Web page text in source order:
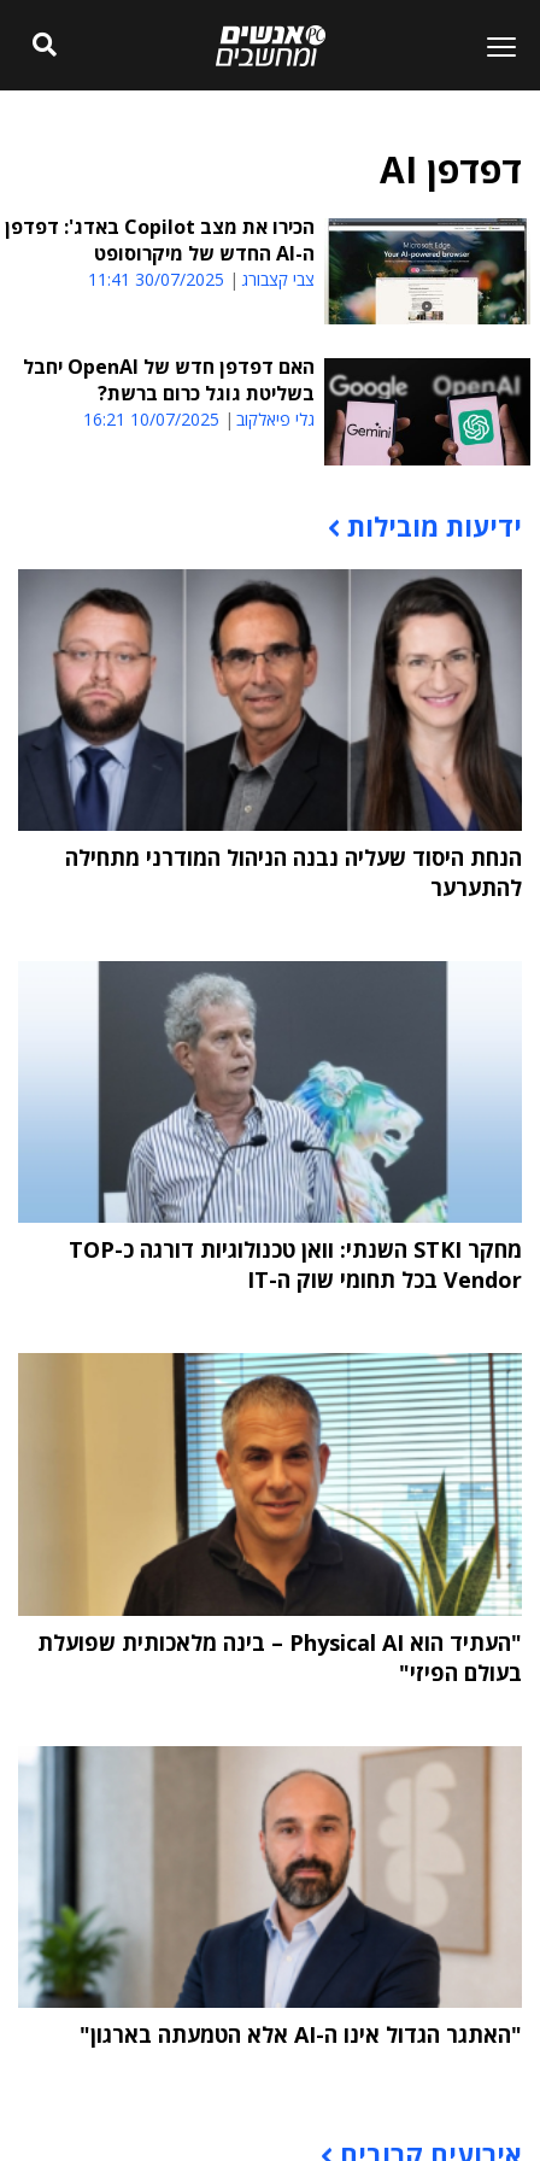
דפדפן AI
הכירו את מצב Copilot באדג': דפדפן
ה-AI החדש של מיקרוסופט
צבי קצבורג 30/07/2025 11:41
האם דפדפן חדש של OpenAI יחבל
בשליטת גוגל כרום ברשת?
גלי פיאלקוב 10/07/2025 16:21
תוכן פרסומי
ידיעות מובילות
הנחת היסוד שעליה נבנה הניהול המודרני מתחילה
להתערער
מחקר STKI השנתי: וואן טכנולוגיות דורגה כ-TOP
Vendor בכל תחומי שוק ה-IT
"העתיד הוא Physical AI – בינה מלאכותית שפועלת
בעולם הפיזי"
"האתגר הגדול אינו ה-AI אלא הטמעתה בארגון"
אירועים קרובים